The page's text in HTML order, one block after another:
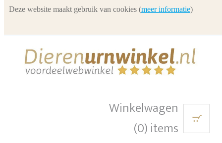
Winkelwagen
(0) items
Deze website maakt gebruik van cookies (meer informatie)